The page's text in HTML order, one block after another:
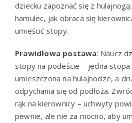
dziecku zapoznać się z
hamulec, jak obraca się
umieścić stopy.
Prawidłowa postawa: Naucz
stopy na podeście – jedna stopa
umieszczona na hulajnodze, a
odpychania się od podłoża.
rąk na kierownicy – uchwyty
pewnie, ale nie za mocno, aby